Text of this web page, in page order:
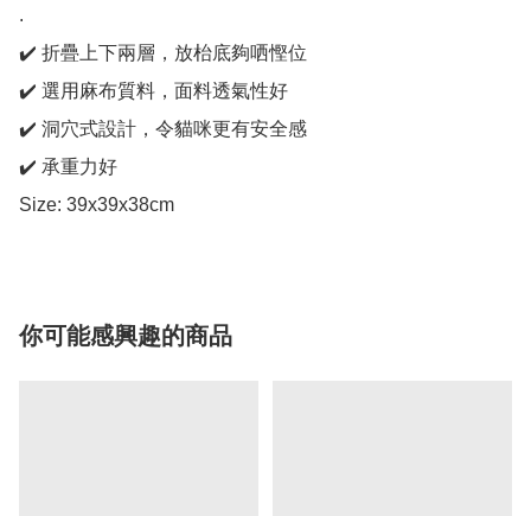
.
✔️ 折疊上下兩層，放枱底夠哂慳位
✔️ 選用麻布質料，面料透氣性好
✔️ 洞穴式設計，令貓咪更有安全感
✔️ 承重力好
你可能感興趣的商品